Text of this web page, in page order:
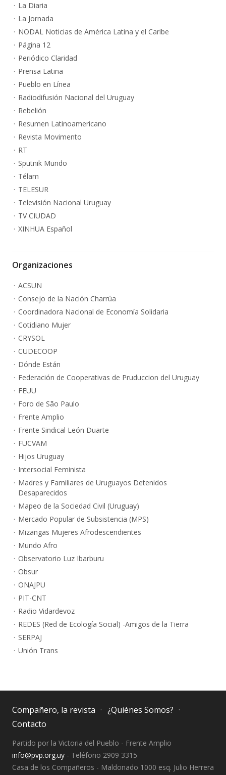
La Diaria
La Jornada
NODAL Noticias de América Latina y el Caribe
Página 12
Periódico Claridad
Prensa Latina
Pueblo en Línea
Radiodifusión Nacional del Uruguay
Rebelión
Resumen Latinoamericano
Revista Movimento
RT
Sputnik Mundo
Télam
TELESUR
Televisión Nacional Uruguay
TV CIUDAD
XINHUA Español
Organizaciones
ACSUN
Consejo de la Nación Charrúa
Coordinadora Nacional de Economía Solidaria
Cotidiano Mujer
CRYSOL
CUDECOOP
Dónde Están
Federación de Cooperativas de Pruduccion del Uruguay
FEUU
Foro de São Paulo
Frente Amplio
Frente Sindical León Duarte
FUCVAM
Hijos Uruguay
Intersocial Feminista
Madres y Familiares de Uruguayos Detenidos
Desaparecidos
Mapeo de la Sociedad Civil (Uruguay)
Mercado Popular de Subsistencia (MPS)
Mizangas Mujeres Afrodescendientes
Mundo Afro
Observatorio Luz Ibarburu
Obsur
ONAJPU
PIT-CNT
Radio Vidardevoz
REDES (Red de Ecología Social) -Amigos de la Tierra
SERPAJ
Unión Trans
Compañero, la revista
¿Quiénes Somos?
Contacto
Partido por la Victoria del Pueblo - Frente Amplio
info@pvp.org.uy - Teléfono 2909 3315
Casa de los Compañeros - Maldonado 1000 esq. Julio Herrera